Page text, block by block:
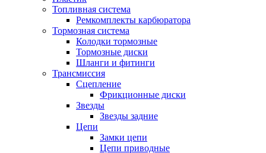
Топливная система
Ремкомплекты карбюратора
Тормозная система
Колодки тормозные
Тормозные диски
Шланги и фитинги
Трансмиссия
Cцепление
Фрикционные диски
Звезды
Звезды задние
Цепи
Замки цепи
Цепи приводные